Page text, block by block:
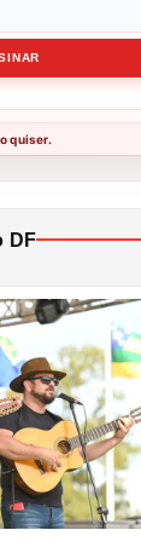
quiser.
DF